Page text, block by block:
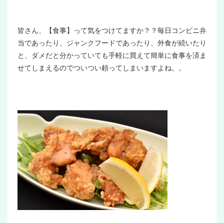
皆さん、【食事】って気をつけてますか？？毎日コンビニ弁
当であったり、ジャンクフードであったり、外食が続いたり
と、ダメだと分かっていても手軽に買えて簡単に食事を済ま
せてしまえるのでついつい頼ってしまいますよね。。